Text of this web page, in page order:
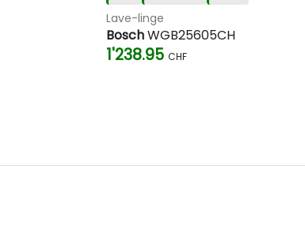
Lave-linge
BoschWGB25605CH
1'238.95 CHF